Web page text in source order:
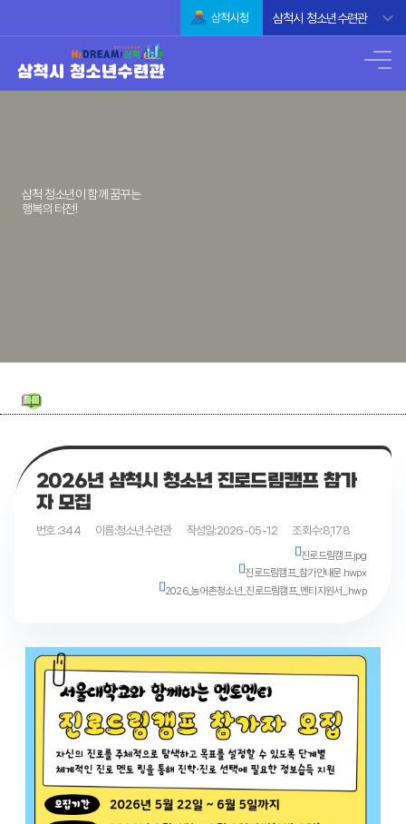
삼척시청 삼척시 청소년수련관
삼척 청소년이 함께 꿈꾸는
행복의 터전!
2026년 삼척시 청소년 진로드림캠프 참가
자 모집
번호 :344 이름:청소년수련관 작성일:2026-05-12 조회수:8,178
진로드림캠프.jpg
진로드림캠프_참가안내문.hwpx
2026_농어촌청소년_진로드림캠프_멘티지원서_.hwp